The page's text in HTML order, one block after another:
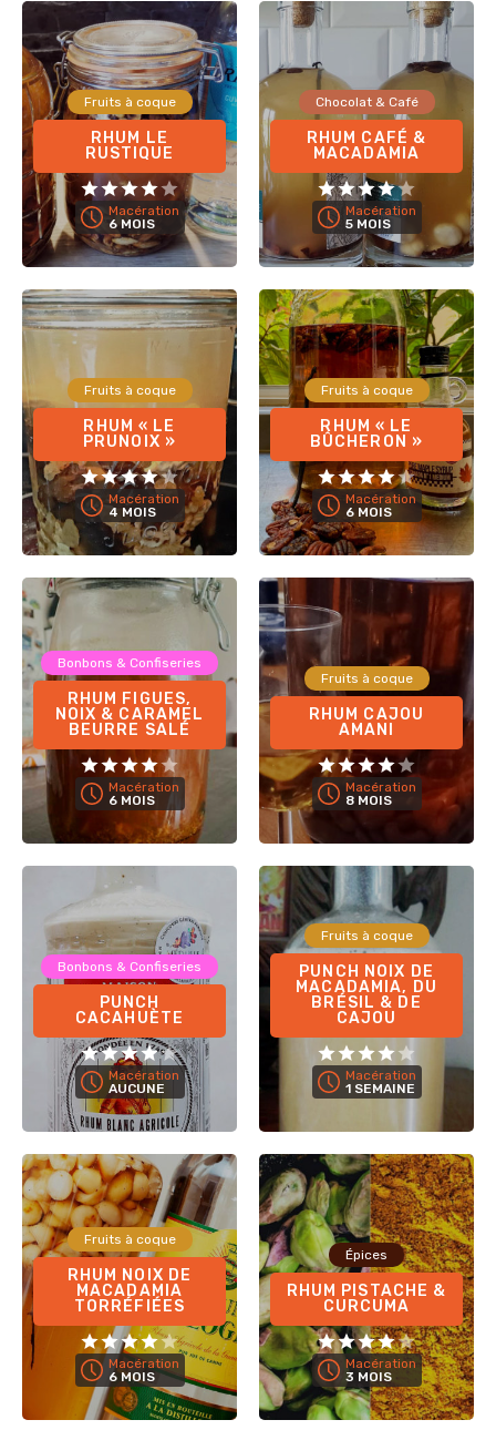
Fruits à coque
RHUM LE
RUSTIQUE
Macération
6 MOIS
Chocolat & Café
RHUM CAFÉ &
MACADAMIA
Macération
5 MOIS
Fruits à coque
RHUM « LE
PRUNOIX »
Macération
4 MOIS
Fruits à coque
RHUM « LE
BÛCHERON »
Macération
6 MOIS
Bonbons & Confiseries
RHUM FIGUES,
NOIX & CARAMEL
BEURRE SALÉ
Macération
6 MOIS
Fruits à coque
RHUM CAJOU
AMANI
Macération
8 MOIS
Bonbons & Confiseries
PUNCH
CACAHUÈTE
Macération
AUCUNE
Fruits à coque
PUNCH NOIX DE
MACADAMIA, DU
BRÉSIL & DE
CAJOU
Macération
1 SEMAINE
Fruits à coque
RHUM NOIX DE
MACADAMIA
TORRÉFIÉES
Macération
6 MOIS
Épices
RHUM PISTACHE &
CURCUMA
Macération
3 MOIS